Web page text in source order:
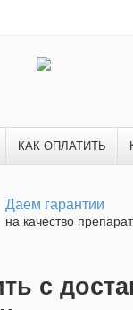
КАК ОПЛАТИТЬ
Даем гарантии
на качество
с